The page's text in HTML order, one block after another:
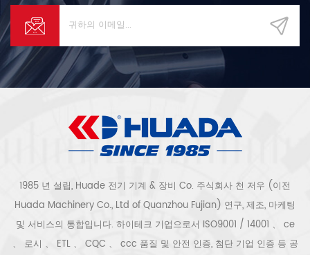
1985 년 설립, Huade 전기 기계 & 장비 Co. 주식회사 천 저우 (이전
Huada Machinery Co., Ltd of Quanzhou Fujian) 연구, 제조, 마케팅
및 서비스의 통합입니다. 하이테크 기업으로서 ISO9001 / 14001 、 ce
、 로시 、 ETL 、 CQC 、 ccc 품질 및 안전 인증, 첨단 기업 인증 등 공